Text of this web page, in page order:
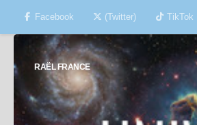
Skip to content
Facebook (Twitter) TikTok
RAËL FRANCE